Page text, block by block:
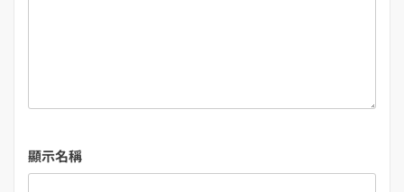
顯示名稱